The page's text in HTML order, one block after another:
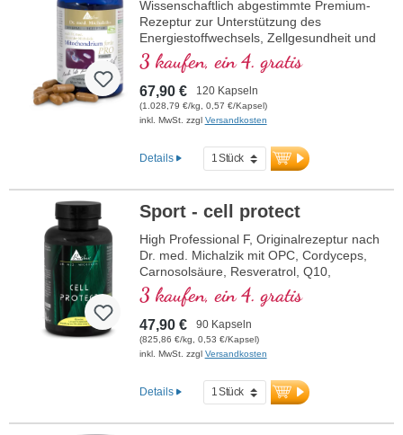
Wissenschaftlich abgestimmte Premium-
Rezeptur zur Unterstützung des
Energiestoffwechsels, Zellgesundheit und
die Zellatmung in den Mitochondrien.
Enthält Resveratrol, OPC, Q10, NADH
und Thiamin zur Förderung des
Energiestoffwechsels sowie bioaktive
Folsäure (Methyltetrahydrofolat), die
Alpha-Liponsäure in der wertvollen
Sodium-R-Lipoat-Form. Vegan,
und über 20 Jahre Erfahrung garantieren
höchste Qualität. Von Ärzten entwickelt.
mehr Informationen zu
Mitochondrium forte PRO
3 kaufen, ein 4. gratis
67,90 € 120 Kapseln
(1.028,79 €/kg, 0,57 €/Kapsel)
inkl. MwSt. zzgl Versandkosten
Details
Sport - cell protect
High Professional F, Originalrezeptur nach
Dr. med. Michalzik mit OPC, Cordyceps,
Carnosolsäure, Resveratrol, Q10,
Glutathion, NADH, Omega 3, Granatapfel
und reinem Vitamin C
3 kaufen, ein 4. gratis
47,90 € 90 Kapseln
(825,86 €/kg, 0,53 €/Kapsel)
inkl. MwSt. zzgl Versandkosten
Details